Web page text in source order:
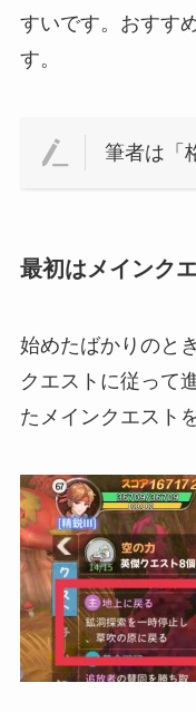
すいです。おすす
す。
筆者は「
最初はメインク
始めたばかりのと
クエストに従って
たメインクエスト